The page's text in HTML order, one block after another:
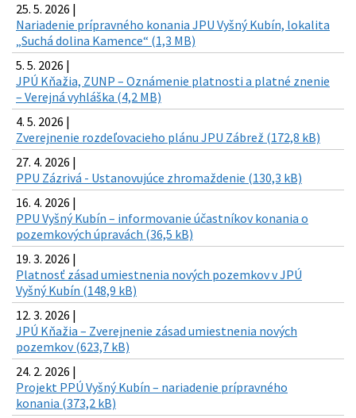
25. 5. 2026 |
Nariadenie prípravného konania JPU Vyšný Kubín, lokalita
„Suchá dolina Kamence“ (1,3 MB)
5. 5. 2026 |
JPÚ Kňažia, ZUNP – Oznámenie platnosti a platné znenie
– Verejná vyhláška (4,2 MB)
4. 5. 2026 |
Zverejnenie rozdeľovacieho plánu JPU Zábrež (172,8 kB)
27. 4. 2026 |
PPU Zázrivá - Ustanovujúce zhromaždenie (130,3 kB)
16. 4. 2026 |
PPU Vyšný Kubín – informovanie účastníkov konania o
pozemkových úpravách (36,5 kB)
19. 3. 2026 |
Platnosť zásad umiestnenia nových pozemkov v JPÚ
Vyšný Kubín (148,9 kB)
12. 3. 2026 |
JPÚ Kňažia – Zverejnenie zásad umiestnenia nových
pozemkov (623,7 kB)
24. 2. 2026 |
Projekt PPÚ Vyšný Kubín – nariadenie prípravného
konania (373,2 kB)